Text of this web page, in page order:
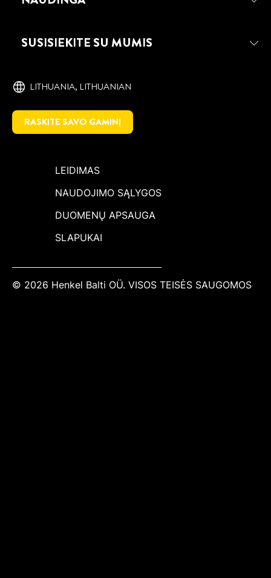
rūšių medieną patalpose (įskaitant ąžuolą,
SUSISIEKITE SU MUMIS
LITHUANIA, ‎LITHUANIAN
RASKITE SAVO GAMINĮ
LEIDIMAS
NAUDOJIMO SĄLYGOS
DUOMENŲ APSAUGA
SLAPUKAI
© 2026 Henkel Balti OÜ. VISOS TEISĖS SAUGOMOS